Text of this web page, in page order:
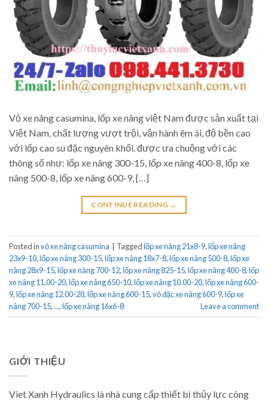
Vỏ xe nâng casumina, lốp xe nâng việt Nam được sản xuất tại
Việt Nam, chất lượng vượt trội, vận hành êm ái, độ bền cao
với lốp cao su đặc nguyên khối. được ưa chuộng với các
thông số như: lốp xe nâng 300-15, lốp xe nâng 400-8, lốp xe
nâng 500-8, lốp xe nâng 600-9, […]
CONTINUE READING →
Posted invỏ xe nâng casumina Taggedlốp xe nâng 21x8-9,lốp xe nâng
23x9-10,lốp xe nâng 300-15,lốp xe nâng 18x7-8,lốp xe nâng 500-8,lốp xe
nâng 28x9-15,lốp xe nâng 700-12,lốp xe nâng 825-15,lốp xe nâng 400-8,lốp
xe nâng 11.00-20,lốp xe nâng 650-10,lốp xe nâng 10.00-20,lốp xe nâng 600-
9,lốp xe nâng 12.00-20,lốp xe nâng 600-15,vỏ đặc xe nâng 600-9,lốp xe
nâng 700-15,...,lốp xe nâng 16x6-8 Leave a comment
GIỚI THIỆU
Viet Xanh Hydraulics là nhà cung cấp thiết bị thủy lực công